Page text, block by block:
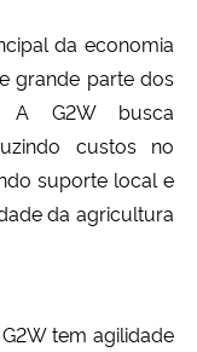
da economia
grande parte dos
A G2W busca
custos no
suporte local e
da agricultura
tem agilidade